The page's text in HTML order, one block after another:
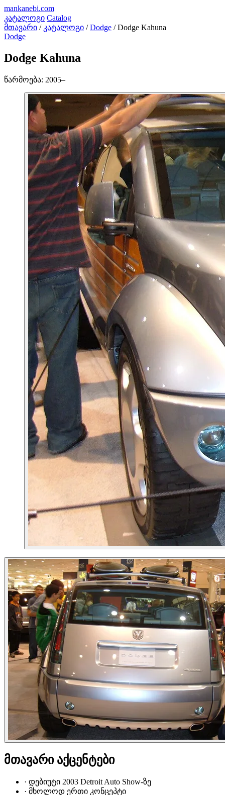
mankanebi.com
კატალოგი Catalog
მთავარი / კატალოგი / Dodge / Dodge Kahuna
Dodge
Dodge Kahuna
წარმოება: 2005–
მთავარი აქცენტები
· დებიუტი 2003 Detroit Auto Show-ზე
· მხოლოდ ერთი კონცეპტი